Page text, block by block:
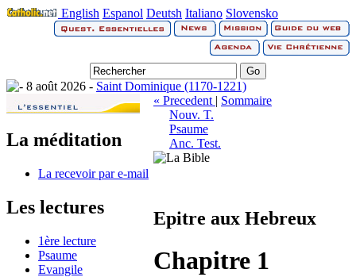
English Espanol Deutsh Italiano Slovensko
8 août 2026 - Saint Dominique (1170-1221)
La méditation
La recevoir par e-mail
Les lectures
1ère lecture
Psaume
Evangile
« Precedent | Sommaire
Nouv. T.
Psaume
Anc. Test.
Epitre aux Hebreux
Chapitre 1